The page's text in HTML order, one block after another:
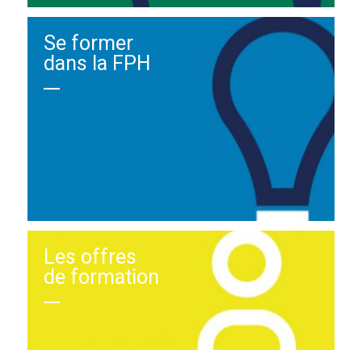
Se former
dans la FPH
Les offres
de formation